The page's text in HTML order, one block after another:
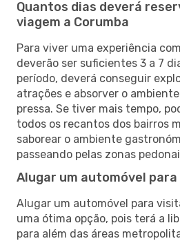
Quantos dias deverá
viagem a Corumba
Para viver uma experiência
deverão ser suficientes 3 a 7
período, deverá conseguir
atrações e absorver o
pressa. Se tiver mais tempo,
todos os recantos dos bairros
saborear o ambiente
passeando pelas zonas
Alugar um automóvel
Alugar um automóvel para
uma ótima opção, pois terá a
para além das áreas